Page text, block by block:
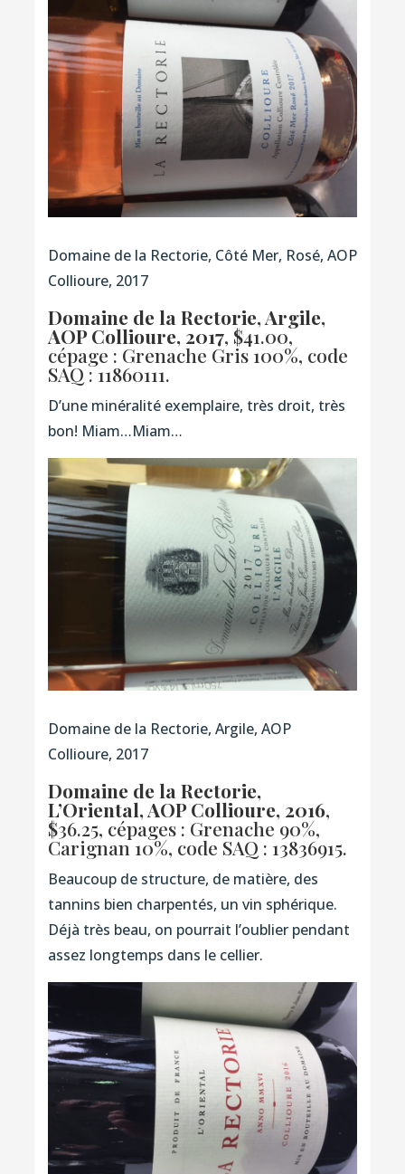
Domaine de la Rectorie, Côté Mer, Rosé, AOP
Collioure, 2017
Domaine de la Rectorie, Argile,
AOP Collioure, 2017, $41.00,
cépage : Grenache Gris 100%, code
SAQ : 11860111.
D’une minéralité exemplaire, très droit, très
bon! Miam…Miam…
Domaine de la Rectorie, Argile, AOP
Collioure, 2017
Domaine de la Rectorie,
L’Oriental, AOP Collioure, 2016,
$36.25, cépages : Grenache 90%,
Carignan 10%, code SAQ : 13836915.
Beaucoup de structure, de matière, des
tannins bien charpentés, un vin sphérique.
Déjà très beau, on pourrait l’oublier pendant
assez longtemps dans le cellier.